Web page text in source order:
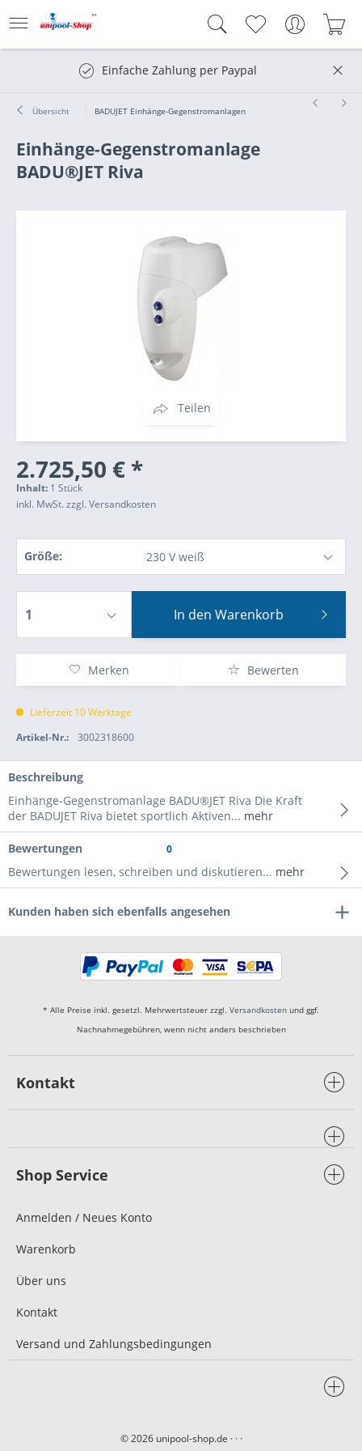
Einfache Zahlung per Paypal
Übersicht BADUJET Einhänge-Gegenstromanlagen
Einhänge-Gegenstromanlage
BADU®JET Riva
Teilen
2.725,50 € *
Inhalt: 1 Stück
inkl. MwSt.zzgl. Versandkosten
Größe:
In den Warenkorb
Merken Bewerten
Lieferzeit 10 Werktage
Artikel-Nr.:
3002318600
Beschreibung
Einhänge-Gegenstromanlage BADU®JET Riva Die Kraft
der BADUJET Riva bietet sportlich Aktiven... mehr
Bewertungen 0
Bewertungen lesen, schreiben und diskutieren... mehr
Kunden haben sich ebenfalls angesehen
* Alle Preise inkl. gesetzl. Mehrwertsteuer zzgl. Versandkosten und ggf.
Nachnahmegebühren, wenn nicht anders beschrieben
Kontakt
Shop Service
Anmelden / Neues Konto
Warenkorb
Über uns
Kontakt
Versand und Zahlungsbedingungen
© 2026 unipool-shop.de · · ·